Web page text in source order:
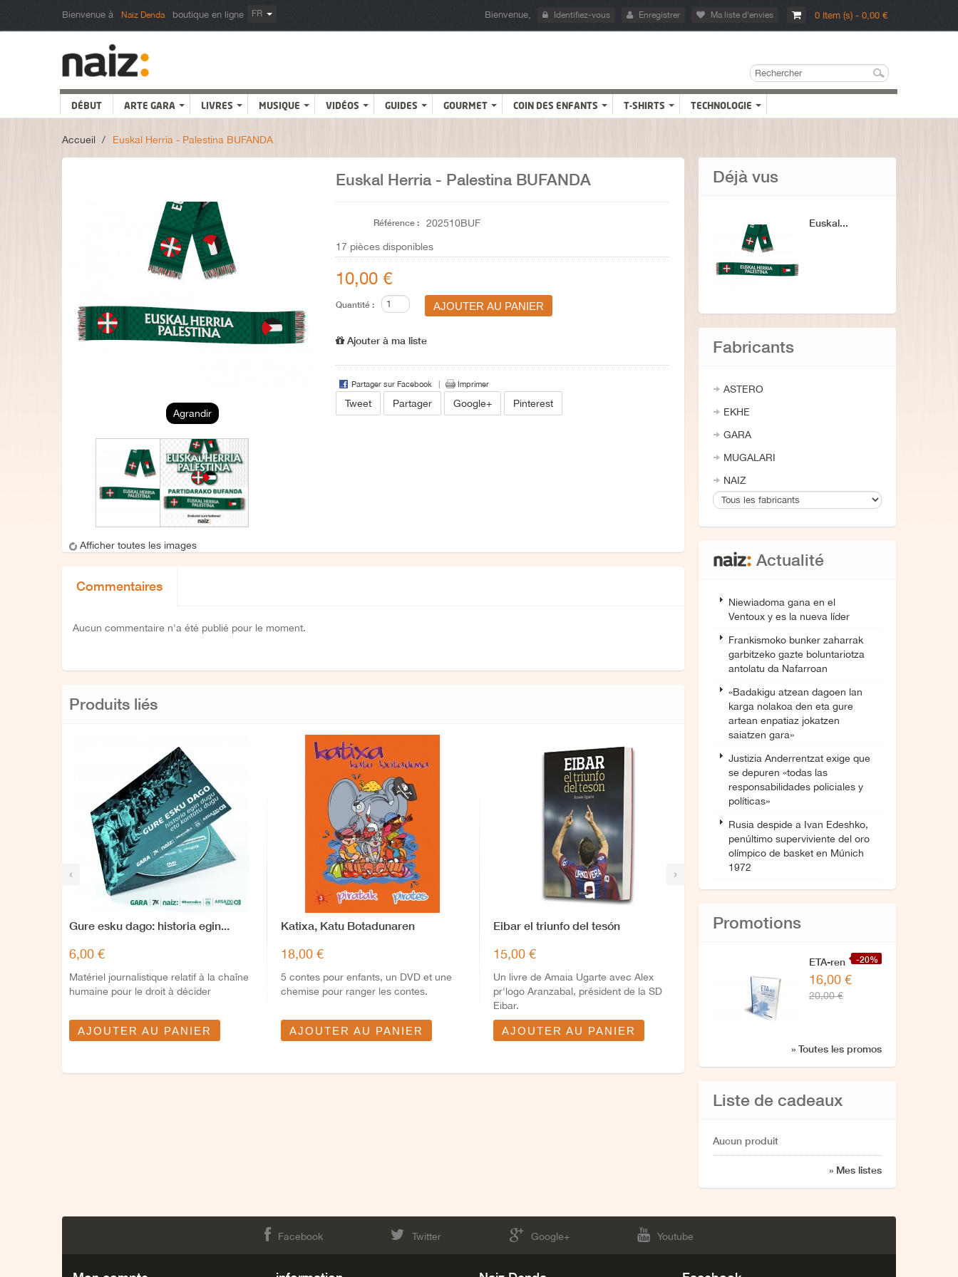
Bienvenue à Naiz Denda boutique en ligne 0 Item (s) - 0,00 €
Bienvenue, Identifiez-vous Enregistrer Ma liste d'envies
FR
DÉBUT ARTE GARA LIVRES MUSIQUE VIDÉOS GUIDES GOURMET COIN DES ENFANTS T-SHIRTS TECHNOLOGIE
Accueil > Euskal Herria - Palestina BUFANDA
Agrandir
Afficher toutes les images
Euskal Herria - Palestina BUFANDA
Référence : 202510BUF
17 pièces disponibles
10,00 €
Quantité :
Ajouter à ma liste
Partager sur Facebook Imprimer
Tweet Partager Google+ Pinterest
Commentaires
Aucun commentaire n'a été publié pour le moment.
Produits liés
‹ ›
Gure esku dago: historia egin...
6,00 €
Matériel journalistique relatif à la chaîne
humaine pour le droit à décider
AJOUTER AU PANIER
Katixa, Katu Botadunaren
18,00 €
5 contes pour enfants, un DVD et une
chemise pour ranger les contes.
AJOUTER AU PANIER
Eibar el triunfo del tesón
15,00 €
Un livre de Amaia Ugarte avec Alex
pr'logo Aranzabal, président de la SD
Eibar.
AJOUTER AU PANIER
Déjà vus
Euskal...
Fabricants
ASTERO
EKHE
GARA
MUGALARI
NAIZ
Actualité
Niewiadoma gana en el
Ventoux y es la nueva líder
Frankismoko bunker zaharrak
garbitzeko gazte boluntariotza
antolatu da Nafarroan
«Badakigu atzean dagoen lan
karga nolakoa den eta gure
artean enpatiaz jokatzen
saiatzen gara»
Justizia Anderrentzat exige que
se depuren «todas las
responsabilidades policiales y
políticas»
Rusia despide a Ivan Edeshko,
penúltimo superviviente del oro
olímpico de basket en Múnich
1972
Promotions
-20%
ETA-ren
zuzendaritzarekin
azken
16,00 €
20,00 €
» Toutes les promos
Liste de cadeaux
Aucun produit
» Mes listes
Facebook Twitter Google+ Youtube